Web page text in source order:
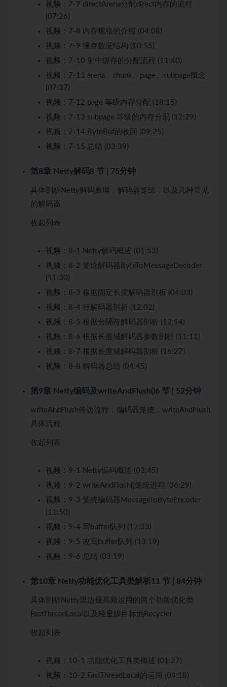
视频： 7-7 directArena分配direct内存的流程
(07:26)
视频： 7-8 内存规格的介绍 (04:08)
视频： 7-9 缓存数据结构 (10:55)
视频： 7-10 射中缓存的分配流程 (11:40)
视频： 7-11 arena、chunk、page、subpage概念
(07:37)
视频： 7-12 page 等级内存分配 (18:15)
视频： 7-13 subpage 等级的内存分配 (12:29)
视频： 7-14 ByteBuf的收回 (09:25)
视频： 7-15 总结 (03:39)
第8章 Netty解码8 节 | 75分钟
具体剖析Netty解码原理，解码器笼统，以及几种常见
的解码器
收起列表
视频： 8-1 Netty解码概述 (01:53)
视频： 8-2 笼统解码器ByteToMessageDecoder
(11:30)
视频： 8-3 根据固定长度解码器剖析 (04:03)
视频： 8-4 行解码器剖析 (12:02)
视频： 8-5 根据分隔符解码器剖析 (12:14)
视频： 8-6 根据长度域解码器参数剖析 (11:11)
视频： 8-7 根据长度域解码器剖析 (16:27)
视频： 8-8 解码器总结 (04:45)
第9章 Netty编码及writeAndFlush()6 节 | 52分钟
writeAndFlush传达流程，编码器笼统，writeAndFlush
具体流程
收起列表
视频： 9-1 Netty编码概述 (03:45)
视频： 9-2 writeAndFlush()笼统进程 (06:29)
视频： 9-3 笼统编码器MessageToByteEncoder
(11:50)
视频： 9-4 写buffer队列 (12:33)
视频： 9-5 改写buffer队列 (13:19)
视频： 9-6 总结 (03:19)
第10章 Netty功能优化工具类解析11 节 | 84分钟
具体剖析Netty里边最高频运用的两个功能优化类
FastThreadLocal以及轻量级目标池Recycler
收起列表
视频： 10-1 功能优化工具类概述 (01:27)
视频： 10-2 FastThreadLocal的运用 (04:18)